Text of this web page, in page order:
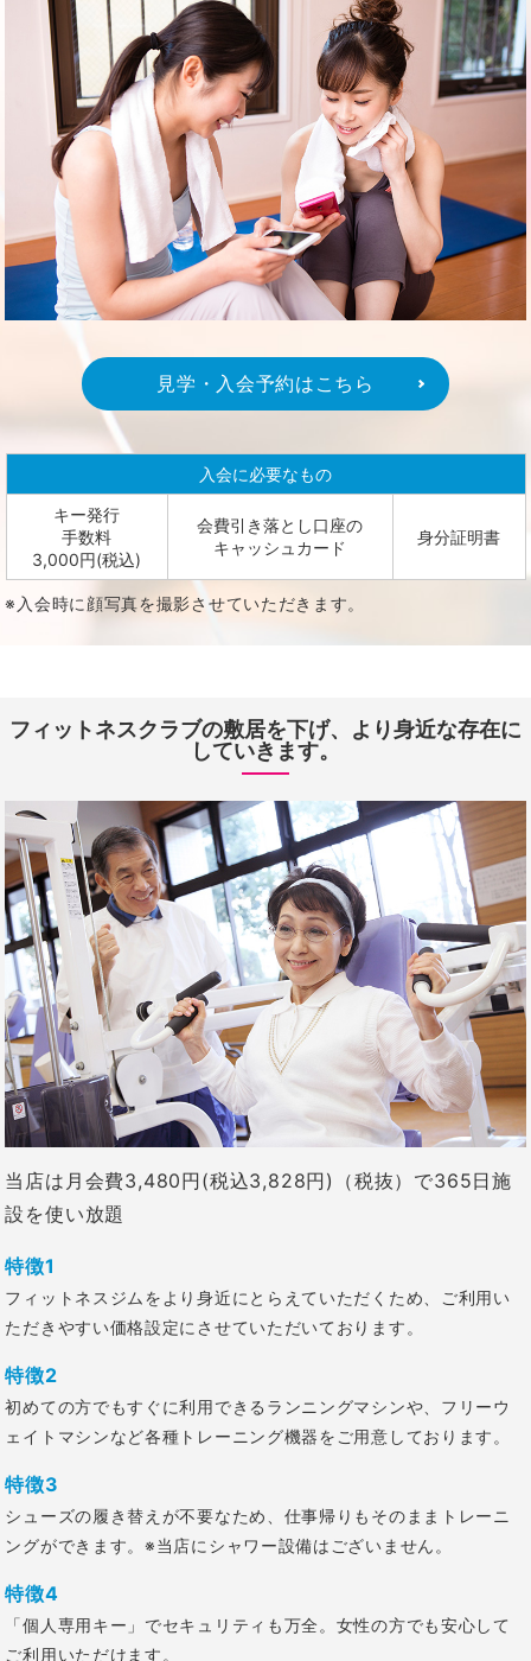
見学・入会予約はこちら
入会に必要なもの
キー発行
手数料
3,000円(税込)
会費引き落とし口座の
キャッシュカード
身分証明書
※入会時に顔写真を撮影させていただきます。
フィットネスクラブの敷居を下げ、より身近な存在に
していきます。
当店は月会費3,480円(税込3,828円)（税抜）で365日施
設を使い放題
特徴1
フィットネスジムをより身近にとらえていただくため、ご利用い
ただきやすい価格設定にさせていただいております。
特徴2
初めての方でもすぐに利用できるランニングマシンや、フリーウ
ェイトマシンなど各種トレーニング機器をご用意しております。
特徴3
シューズの履き替えが不要なため、仕事帰りもそのままトレーニ
ングができます。※当店にシャワー設備はございません。
特徴4
「個人専用キー」でセキュリティも万全。女性の方でも安心して
ご利用いただけます。